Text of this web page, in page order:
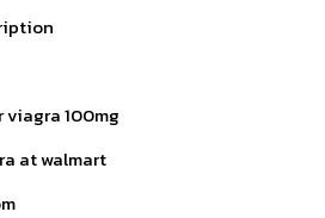
100mg
at walmart